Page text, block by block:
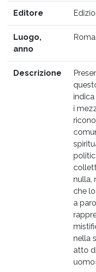
Editore
Luogo,
anno
Descrizione
i
nulla,
che
a
nella
atto